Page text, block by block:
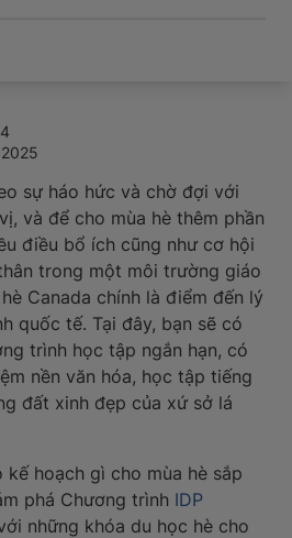
sự háo hức và chờ đợi với
và để cho mùa hè thêm phần
điều bổ ích cũng như cơ hội
trong một môi trường giáo
Canada chính là điểm đến lý
quốc tế. Tại đây, bạn sẽ có
trình học tập ngắn hạn, có
nền văn hóa, học tập tiếng
đất xinh đẹp của xứ sở lá
kế hoạch gì cho mùa hè sắp
phá Chương trình IDP
những khóa du học hè cho